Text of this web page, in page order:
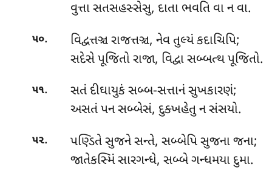
વુત્તા સતસહસ્સેસુ, દાતા ભવતિ વા ન વા.
૫૦.
વિદ્વત્તઞ્ચ રાજત્તઞ્ચ, નેવ તુલ્યં કદાચિપિ;
સદેસે પૂજિતો રાજા, વિદ્વા સબ્બત્થ પૂજિતો.
૫૧. સતં દીઘાયુકં સબ્બ-સત્તાનં સુખકારણં;
અસતં પન સબ્બેસં, દુક્ખહેતુ ન સંસયો.
૫૨.
પણ્ડિતે સુજને સન્તે, સબ્બેપિ સુજના જના;
જાતેકસ્મિં સારગન્ધે, સબ્બે ગન્ધમયા દુમા.